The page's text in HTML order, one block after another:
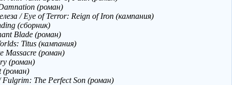
(роман)
/ Eye of Terror: Reign of Iron (кампания)
(сборник)
Blade (роман)
Titus (кампания)
Massacre (роман)
(роман)
(роман)
The Perfect Son (роман)